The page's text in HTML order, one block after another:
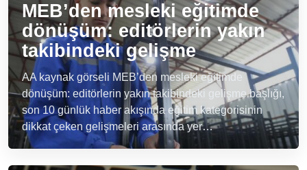
MEB’den mesleki eğitimde
dönüşüm: editörlerin yakın
takibindeki gelişme
AA kaynak görseli MEB’den mesleki eğitimde
dönüşüm: editörlerin yakın takibindeki gelişme başlığı,
son 10 günlük haber akışında eğitim kategorisinin
dikkat çeken gelişmeleri arasında yer…